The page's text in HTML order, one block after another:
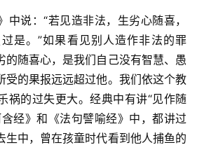
中说：“若见造非法，生劣心随喜，
是。”如果看见别人造作非法的罪
的随喜心，是我们自己没有智慧、愚
受的果报远远超过他。我们依这个教
祸的过失更大。经典中有讲“见作随
经》和《法句譬喻经》中，都讲过
生中，曾在孩童时代看到他人捕鱼的